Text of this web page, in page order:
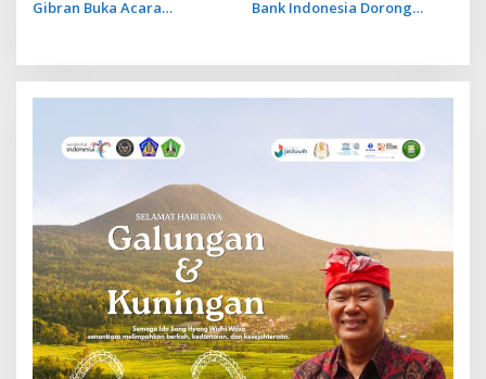
Gibran Buka Acara
Bank Indonesia Dorong